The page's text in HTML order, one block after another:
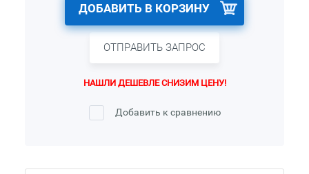
ДОБАВИТЬ В КОРЗИНУ
ОТПРАВИТЬ ЗАПРОС
НАШЛИ ДЕШЕВЛЕ СНИЗИМ ЦЕНУ!
Добавить к сравнению